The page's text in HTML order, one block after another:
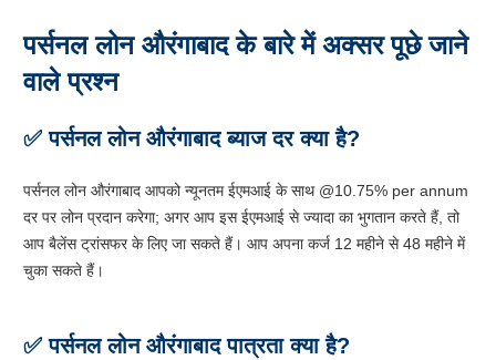
पर्सनल लोन औरंगाबाद के बारे में अक्सर पूछे जाने
वाले प्रश्न
✅ पर्सनल लोन औरंगाबाद ब्याज दर क्या है?
पर्सनल लोन औरंगाबाद आपको न्यूनतम ईएमआई के साथ @10.75% per annum
दर पर लोन प्रदान करेगा; अगर आप इस ईएमआई से ज्यादा का भुगतान करते हैं, तो
आप बैलेंस ट्रांसफर के लिए जा सकते हैं। आप अपना कर्ज 12 महीने से 48 महीने में
चुका सकते हैं।
✅ पर्सनल लोन औरंगाबाद पात्रता क्या है?